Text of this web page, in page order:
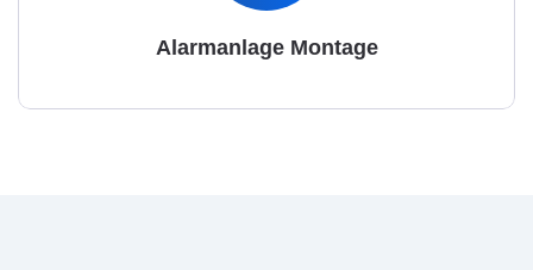
Alarmanlage Montage